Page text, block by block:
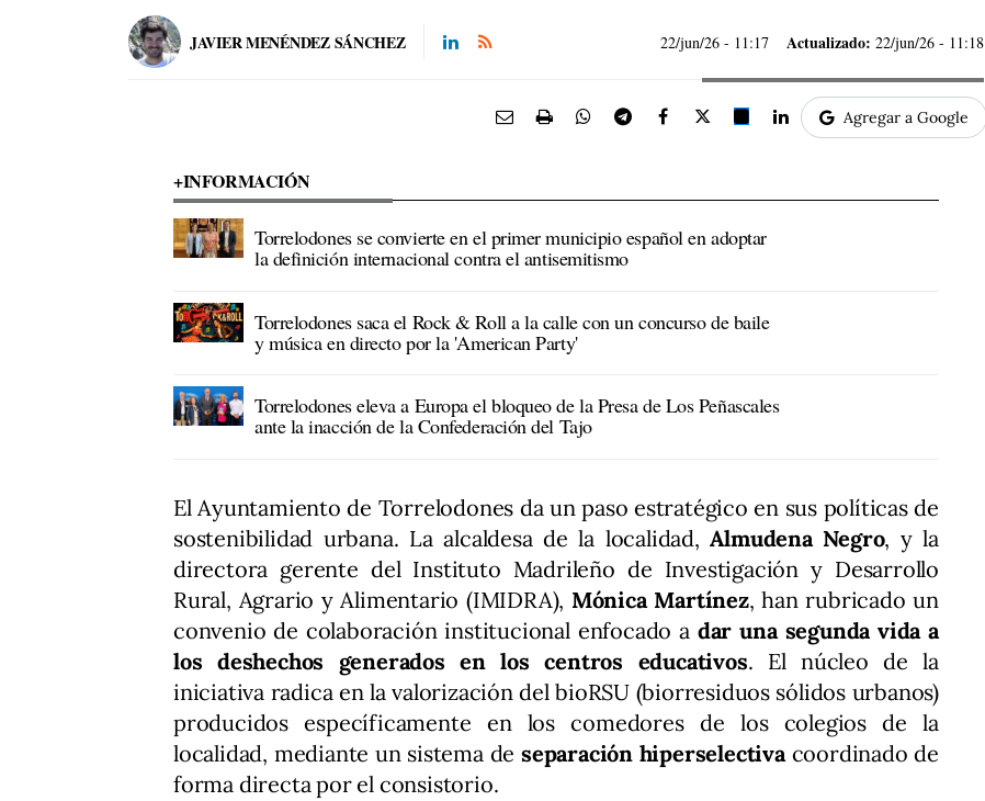
JAVIER MENÉNDEZ SÁNCHEZ 22/jun/26 - 11:17 Actualizado: 22/jun/26 - 11:18
Agregar a Google
+INFORMACIÓN
Torrelodones se convierte en el primer municipio español en adoptar
la definición internacional contra el antisemitismo
Torrelodones saca el Rock & Roll a la calle con un concurso de baile
y música en directo por la 'American Party'
Torrelodones eleva a Europa el bloqueo de la Presa de Los Peñascales
ante la inacción de la Confederación del Tajo
El Ayuntamiento de Torrelodones da un paso estratégico en sus políticas de
sostenibilidad urbana. La alcaldesa de la localidad, Almudena Negro, y la
directora gerente del Instituto Madrileño de Investigación y Desarrollo
Rural, Agrario y Alimentario (IMIDRA), Mónica Martínez, han rubricado un
convenio de colaboración institucional enfocado a dar una segunda vida a
los deshechos generados en los centros educativos. El núcleo de la
iniciativa radica en la valorización del bioRSU (biorresiduos sólidos urbanos)
producidos específicamente en los comedores de los colegios de la
localidad, mediante un sistema de separación hiperselectivacoordinado de
forma directa por el consistorio.